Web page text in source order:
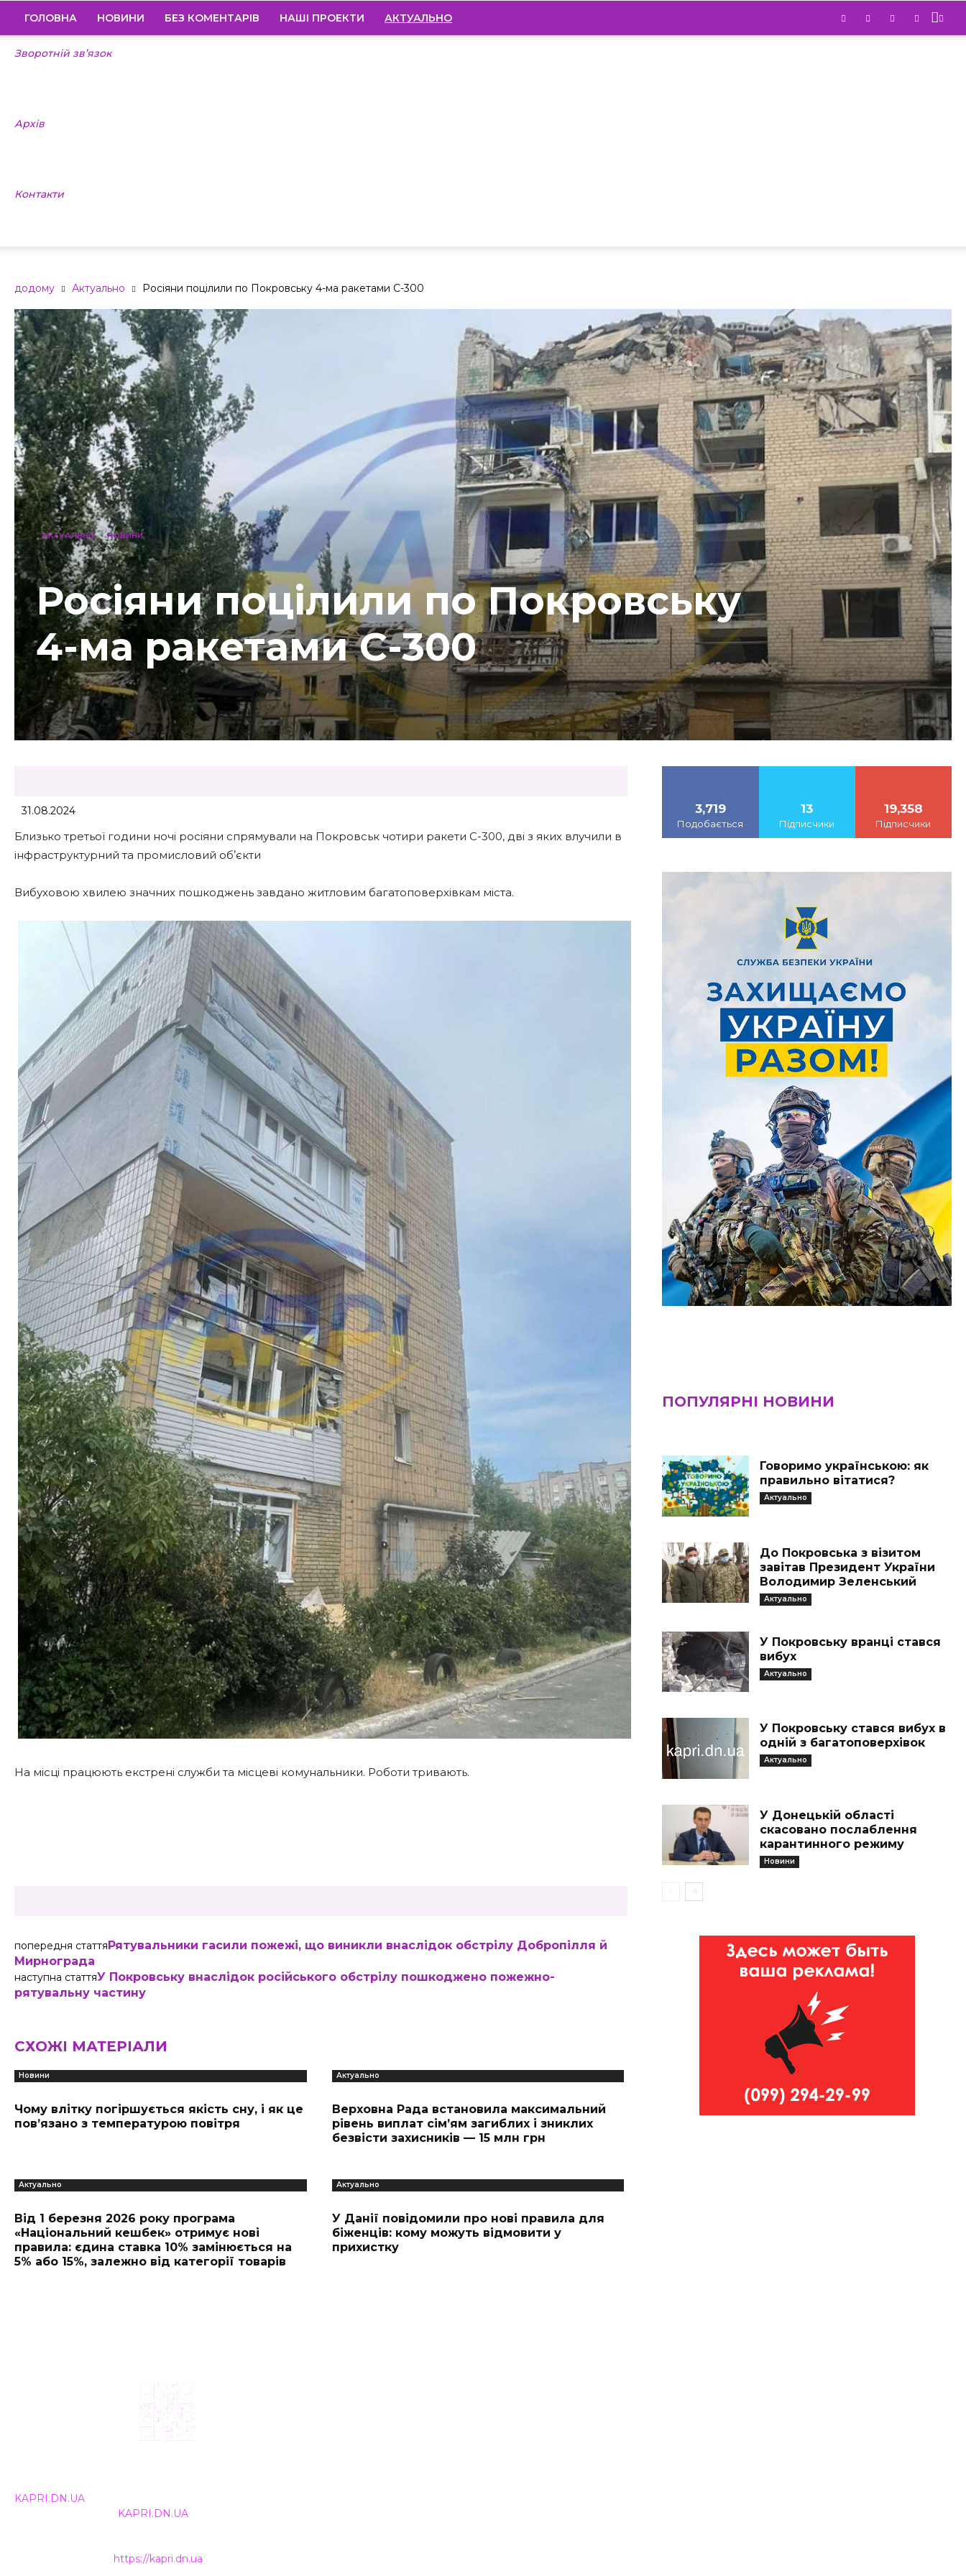
ГОЛОВНА НОВИНИ БЕЗ КОМЕНТАРІВ НАШІ ПРОЕКТИ АКТУАЛЬНО
Зворотній зв’язок
Архів
Контакти
додому Актуально Росіяни поцілили по Покровську 4-ма ракетами С-300
АКТУАЛЬНО НОВИНИ
Росіяни поцілили по Покровську
4-ма ракетами С-300
31.08.2024
Близько третьої години ночі росіяни спрямували на Покровськ чотири ракети С-300, дві з яких влучили в
інфраструктурний та промисловий обʼєкти
Вибуховою хвилею значних пошкоджень завдано житловим багатоповерхівкам міста.
На місці працюють екстрені служби та місцеві комунальники. Роботи тривають.
попередня статтяРятувальники гасили пожежі, що виникли внаслідок обстрілу Добропілля й
Мирнограда
наступна статтяУ Покровську внаслідок російського обстрілу пошкоджено пожежно-
рятувальну частину
СХОЖІ МАТЕРІАЛИ
Новини
Чому влітку погіршується якість сну, і як це
пов’язано з температурою повітря
Актуально
Верховна Рада встановила максимальний
рівень виплат сім’ям загиблих і зниклих
безвісти захисників — 15 млн грн
Актуально
Від 1 березня 2026 року програма
«Національний кешбек» отримує нові
правила: єдина ставка 10% замінюється на
5% або 15%, залежно від категорії товарів
Актуально
У Данії повідомили про нові правила для
біженців: кому можуть відмовити у
прихистку
3,719
Подобається
13
Підписчики
19,358
Підписчики
ПОПУЛЯРНІ НОВИНИ
Говоримо українською: як
правильно вітатися?
Актуально
До Покровська з візитом
завітав Президент України
Володимир Зеленський
Актуально
У Покровську вранці стався
вибух
Актуально
У Покровську стався вибух в
одній з багатоповерхівок
Актуально
У Донецькій області
скасовано послаблення
карантинного режиму
Новини
KAPRI.DN.UA
KAPRI.DN.UA
https://kapri.dn.ua